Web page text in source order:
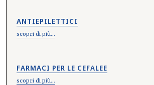
ANTIEPILETTICI
scopri di più...
FARMACI PER LE CEFALEE
scopri di più...